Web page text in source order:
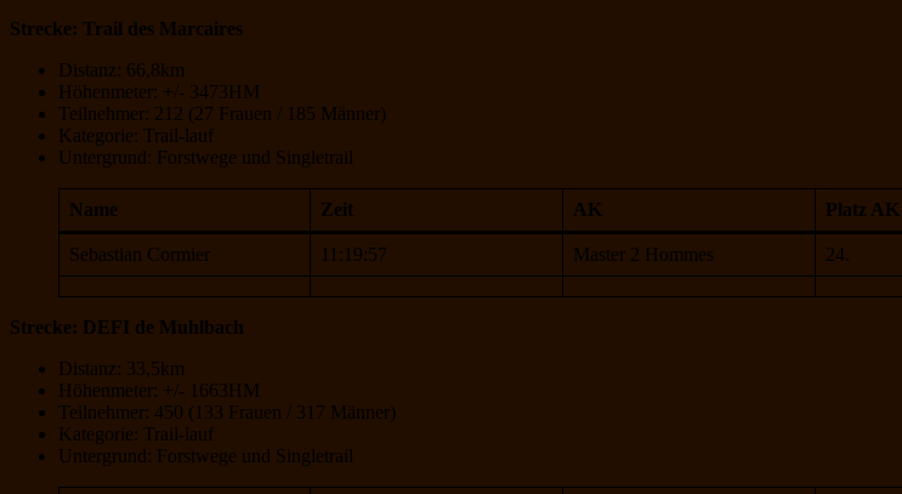
Strecke: Trail des Marcaires
Distanz: 66,8km
Höhenmeter: +/- 3473HM
Teilnehmer: 212 (27 Frauen / 185 Männer)
Kategorie: Trail-lauf
Untergrund: Forstwege und Singletrail
Name Zeit AK Platz AK
Sebastian Cormier 11:19:57 Master 2 Hommes 24.
Strecke: DEFI de Muhlbach
Distanz: 33,5km
Höhenmeter: +/- 1663HM
Teilnehmer: 450 (133 Frauen / 317 Männer)
Kategorie: Trail-lauf
Untergrund: Forstwege und Singletrail